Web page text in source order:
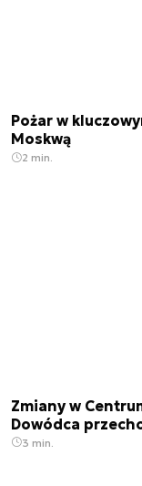
Pożar w
Moskwą
2 min.
Zmiany w
Dowódca
3 min.